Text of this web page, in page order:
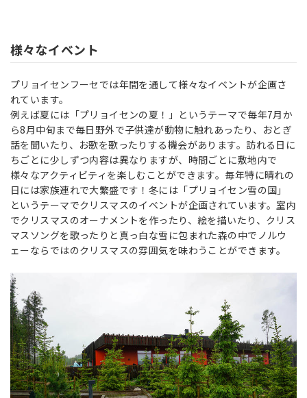
様々なイベント
プリョイセンフーセでは年間を通して様々なイベントが企画さ
れています。
例えば夏には「プリョイセンの夏！」というテーマで毎年7月か
ら8月中旬まで毎日野外で子供達が動物に触れあったり、おとぎ
話を聞いたり、お歌を歌ったりする機会があります。訪れる日に
ちごとに少しずつ内容は異なりますが、時間ごとに敷地内で
様々なアクティビティを楽しむことができます。毎年特に晴れの
日には家族連れで大繁盛です！冬には「プリョイセン雪の国」
というテーマでクリスマスのイベントが企画されています。室内
でクリスマスのオーナメントを作ったり、絵を描いたり、クリス
マスソングを歌ったりと真っ白な雪に包まれた森の中でノルウ
ェーならではのクリスマスの雰囲気を味わうことができます。